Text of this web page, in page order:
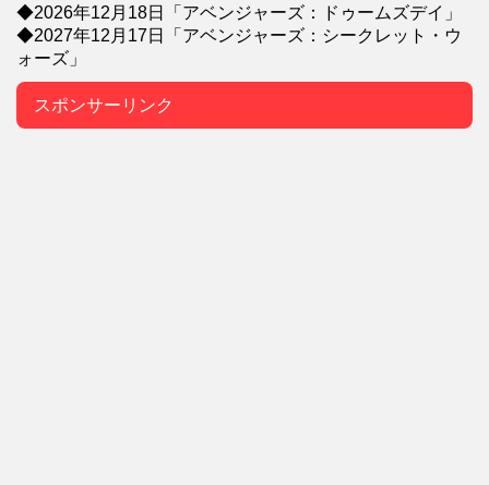
◆2026年12月18日「アベンジャーズ：ドゥームズデイ」
◆2027年12月17日「アベンジャーズ：シークレット・ウ
ォーズ」
スポンサーリンク